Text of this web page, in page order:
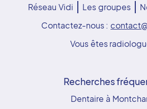
Réseau Vidi
Les groupes
Contactez-nous :
Vous êtes
Recherches
Dentaire à